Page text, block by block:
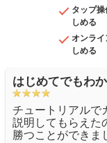
タップ
しめる
オンラ
しめる
はじめてでもわ
チュートリアルで
説明してもらえた
勝つことができま